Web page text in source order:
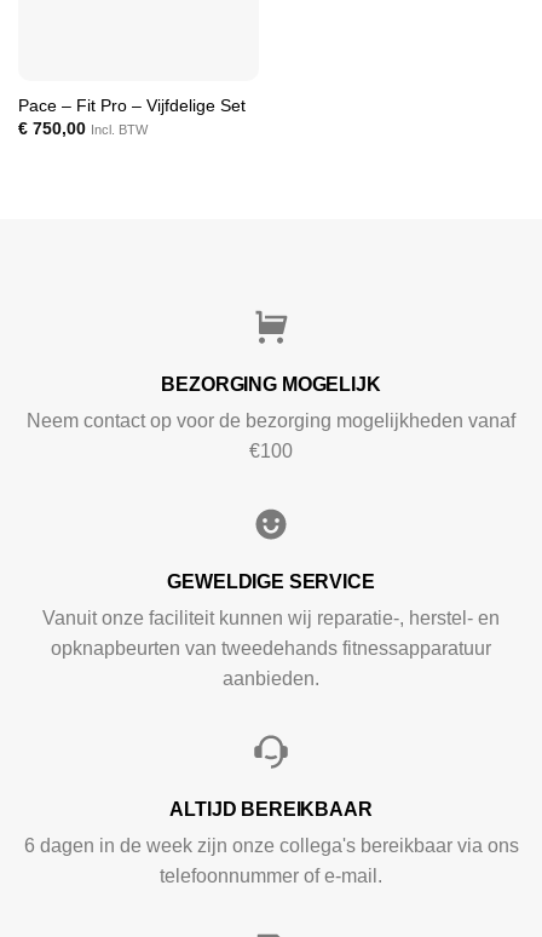
Pace – Fit Pro – Vijfdelige Set
€750,00 Incl. BTW
BEZORGING MOGELIJK
Neem contact op voor de bezorging mogelijkheden vanaf
€100
GEWELDIGE SERVICE
Vanuit onze faciliteit kunnen wij reparatie-, herstel- en
opknapbeurten van tweedehands fitnessapparatuur
aanbieden.
ALTIJD BEREIKBAAR
6 dagen in de week zijn onze collega's bereikbaar via ons
telefoonnummer of e-mail.